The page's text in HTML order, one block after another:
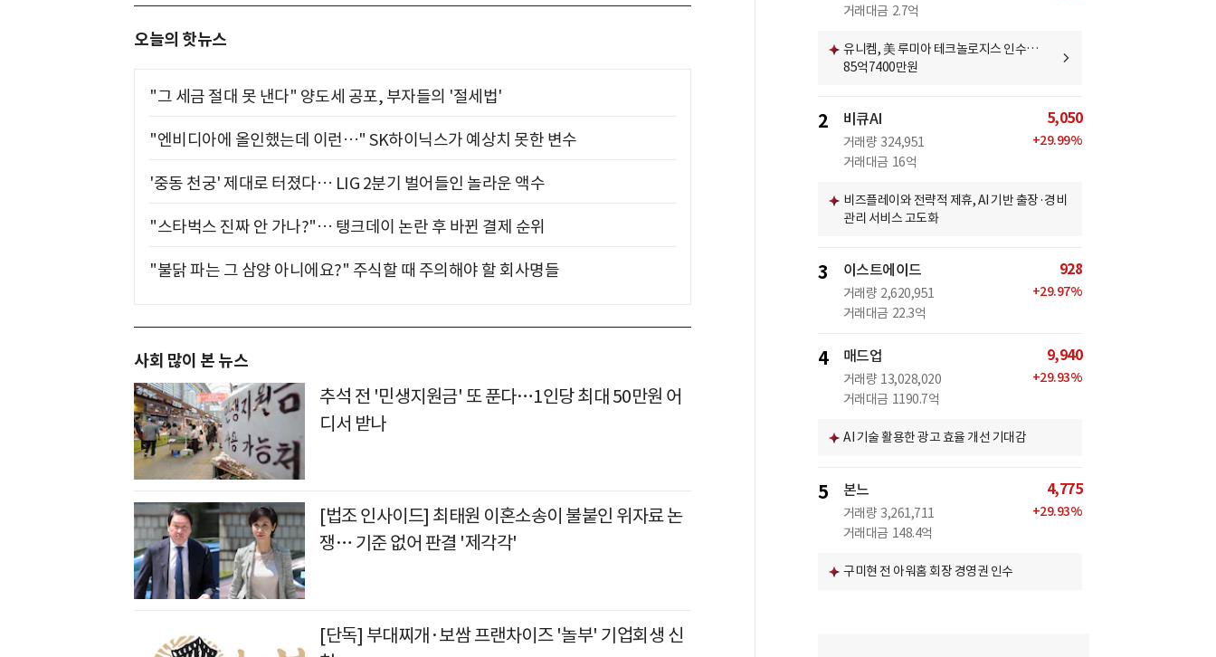
오늘의 핫뉴스
"그 세금 절대 못 낸다" 양도세 공포, 부자들의 '절세법'
"엔비디아에 올인했는데 이런…" SK하이닉스가 예상치 못한 변수
'중동 천궁' 제대로 터졌다… LIG 2분기 벌어들인 놀라운 액수
"스타벅스 진짜 안 가나?"… 탱크데이 논란 후 바뀐 결제 순위
"불닭 파는 그 삼양 아니에요?" 주식할 때 주의해야 할 회사명들
사회 많이 본 뉴스
추석 전 '민생지원금' 또 푼다…1인당 최대 50만원 어
디서 받나
[법조 인사이드] 최태원 이혼소송이 불붙인 위자료 논
쟁… 기준 없어 판결 '제각각'
[단독] 부대찌개·보쌈 프랜차이즈 '놀부' 기업회생 신
거래대금 2.7억
유니켐, 美 루미아 테크놀로지스 인수…
85억7400만원
2 비큐AI
거래량 324,951
거래대금 16억
5,050
+29.99%
비즈플레이와 전략적 제휴, AI 기반 출장·경비
관리 서비스 고도화
3 이스트에이드
거래량 2,620,951
거래대금 22.3억
928
+29.97%
4 매드업
거래량 13,028,020
거래대금 1190.7억
9,940
+29.93%
AI 기술 활용한 광고 효율 개선 기대감
5 본느
거래량 3,261,711
거래대금 148.4억
4,775
+29.93%
구미현 전 아워홈 회장 경영권 인수